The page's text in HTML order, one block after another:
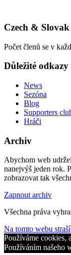
Czech &
Počet členů se v
Důležité odkazy
News
Sezóna
Blog
Supporters
Hráči
Archiv
Abychom web
nanejvýš jeden rok.
zobrazovat tak
Zapnout archiv
Všechna práva
Na tomto webu straší
Používáme cookies,
Používáním našeho